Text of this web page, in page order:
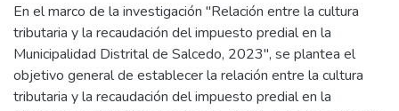
En el marco de la investigación "Relación entre la cultura
tributaria y la recaudación del impuesto predial en la
Municipalidad Distrital de Salcedo, 2023", se plantea el
objetivo general de establecer la relación entre la cultura
tributaria y la recaudación del impuesto predial en la